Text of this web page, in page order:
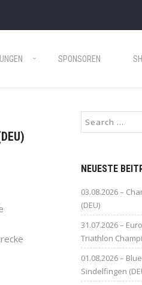
SPONSOREN
NEUESTE
03.08.2026 –
(DEU)
31.07.2026 –
Triathlon
01.08.2026 –
Sindelfingen